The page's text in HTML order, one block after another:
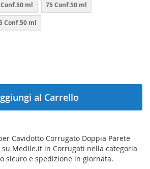
ml 75 Conf.50 ml
Conf.50 ml
al Carrello
Cavidotto Corrugato Doppia Parete
Medile.it in Corrugati nella categoria
sicuro e spedizione in giornata.